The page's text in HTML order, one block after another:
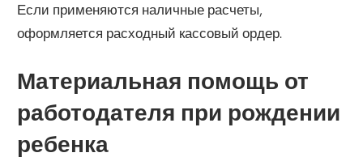
Если применяются наличные расчеты,
оформляется расходный кассовый ордер.
Материальная помощь от
работодателя при рождении
ребенка